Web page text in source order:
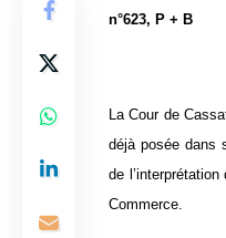
n°623, P + B
La Cour de
déjà posée dans
de
Commerce.